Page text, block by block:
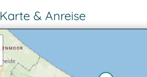
Karte & Anreise